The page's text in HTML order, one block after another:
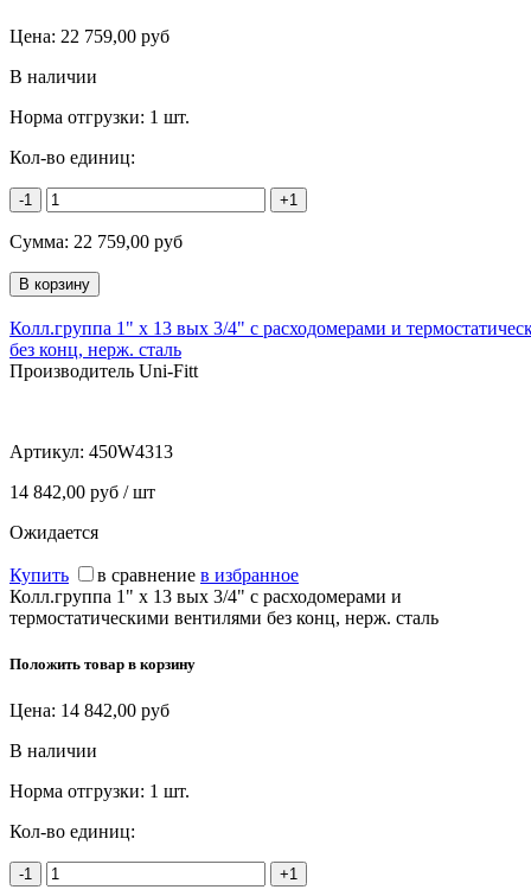
Цена: 22 759,00 руб
В наличии
Норма отгрузки: 1 шт.
Кол-во единиц:
-1 +1
Сумма: 22 759,00 руб
Колл.группа 1" х 13 вых 3/4" с расходомерами и
без конц, нерж. сталь
Производитель Uni-Fitt
Артикул: 450W4313
14 842,00 руб / шт
Ожидается
Купить в сравнение в избранное
Колл.группа 1" х 13 вых 3/4" с расходомерами и
термостатическими вентилями без конц, нерж. сталь
Положить товар в корзину
Цена: 14 842,00 руб
В наличии
Норма отгрузки: 1 шт.
Кол-во единиц:
-1 +1